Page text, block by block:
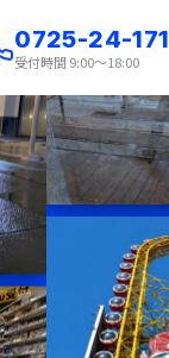
0725-24-
受付時間 9:00〜18:00